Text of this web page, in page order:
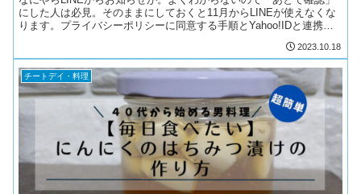
にした人は必見。そのままにしておくと11月からLINEが使えなくな
ります。プライバシーポリシーに同意する手順とYahoo!IDと連携さ
2023.10.18
チートデイ・料理